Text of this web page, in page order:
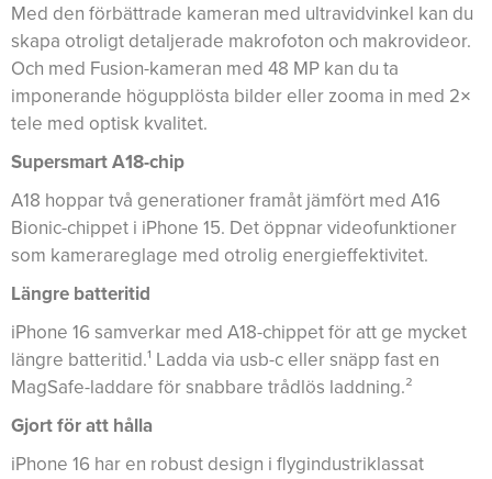
Med den förbättrade kameran med ultravidvinkel kan du
skapa otroligt detaljerade makrofoton och makrovideor.
Och med Fusion-kameran med 48 MP kan du ta
imponerande högupplösta bilder eller zooma in med 2×
tele med optisk kvalitet.
Supersmart A18-chip
A18 hoppar två generationer framåt jämfört med A16
Bionic-chippet i iPhone 15. Det öppnar videofunktioner
som kamerareglage med otrolig energieffektivitet.
Längre batteritid
iPhone 16 samverkar med A18-chippet för att ge mycket
längre batteritid.¹ Ladda via usb-c eller snäpp fast en
MagSafe-laddare för snabbare trådlös laddning.²
Gjort för att hålla
iPhone 16 har en robust design i flygindustriklassat